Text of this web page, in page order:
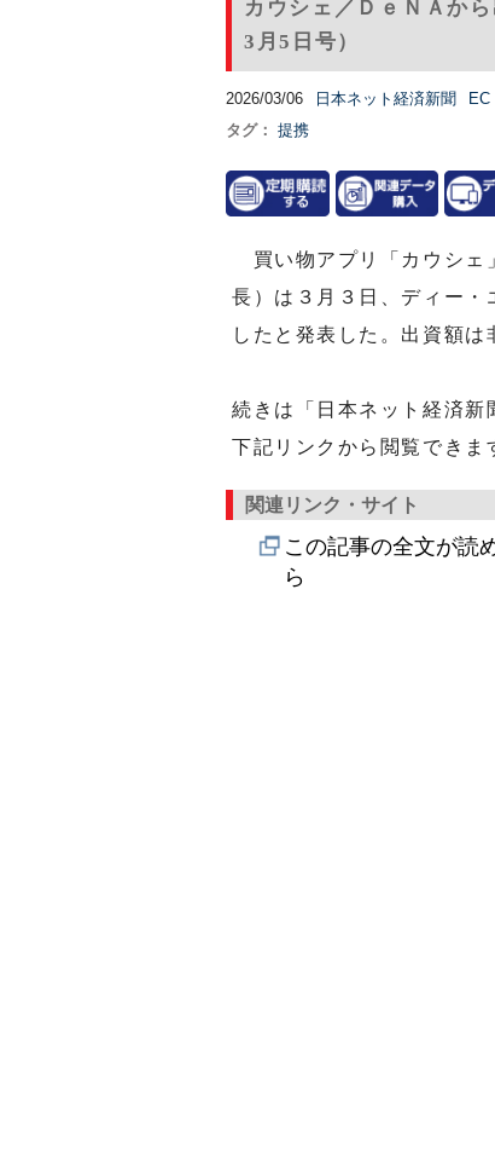
カウシェ／ＤｅＮＡか
3月5日号）
2026/03/06 日本ネット経済新聞
EC
タグ： 提携
買い物アプリ「カウシェ
長）は３月３日、ディー・
したと発表した。出資額は
続きは「日本ネット経済新
下記リンクから閲覧できま
関連リンク・サイト
この記事の全文が読
ら